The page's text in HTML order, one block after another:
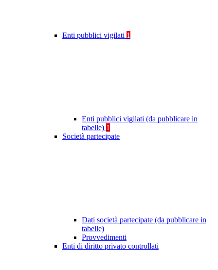
Enti pubblici vigilati 1
Enti pubblici vigilati (da pubblicare in
tabelle) 1
Società partecipate
Dati società partecipate (da pubblicare in
tabelle)
Provvedimenti
Enti di diritto privato controllati